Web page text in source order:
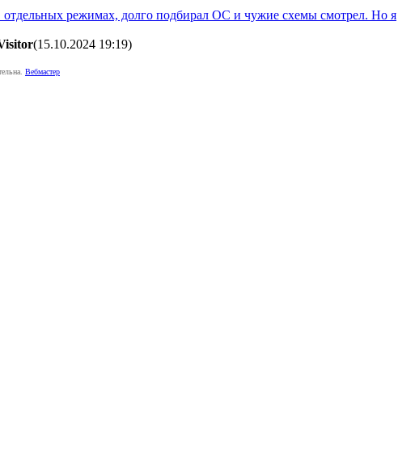
отдельных режимах, долго подбирал ОС и чужие схемы смотрел. Но я
(15.10.2024 19:19)
Вебмастер